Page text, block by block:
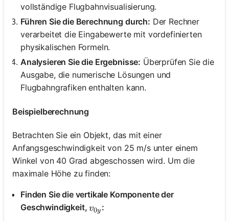
vollständige Flugbahnvisualisierung.
Führen Sie die Berechnung durch: Der Rechner
verarbeitet die Eingabewerte mit vordefinierten
physikalischen Formeln.
Analysieren Sie die Ergebnisse: Überprüfen Sie die
Ausgabe, die numerische Lösungen und
Flugbahngrafiken enthalten kann.
Beispielberechnung
Betrachten Sie ein Objekt, das mit einer
Anfangsgeschwindigkeit von 25 m/s unter einem
Winkel von 40 Grad abgeschossen wird. Um die
maximale Höhe zu finden:
Finden Sie die vertikale Komponente der
Geschwindigkeit,v_{0y}
v0y :